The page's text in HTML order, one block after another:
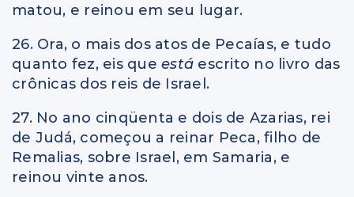
matou, e reinou em seu lugar.
26. Ora, o mais dos atos de Pecaías, e tudo
quanto fez, eis que está escrito no livro das
crônicas dos reis de Israel.
27. No ano cinqüenta e dois de Azarias, rei
de Judá, começou a reinar Peca, filho de
Remalias, sobre Israel, em Samaria, e
reinou vinte anos.